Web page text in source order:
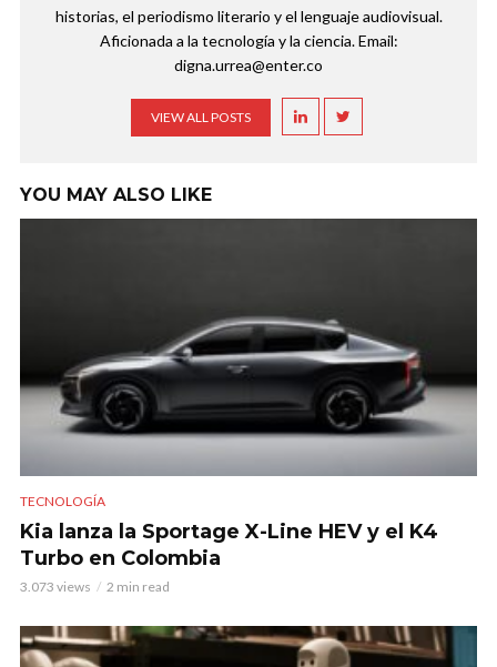
historias, el periodismo literario y el lenguaje audiovisual.
Aficionada a la tecnología y la ciencia. Email:
digna.urrea@enter.co
VIEW ALL POSTS
YOU MAY ALSO LIKE
TECNOLOGÍA
Kia lanza la Sportage X-Line HEV y el K4
Turbo en Colombia
3.073 views 2 min read